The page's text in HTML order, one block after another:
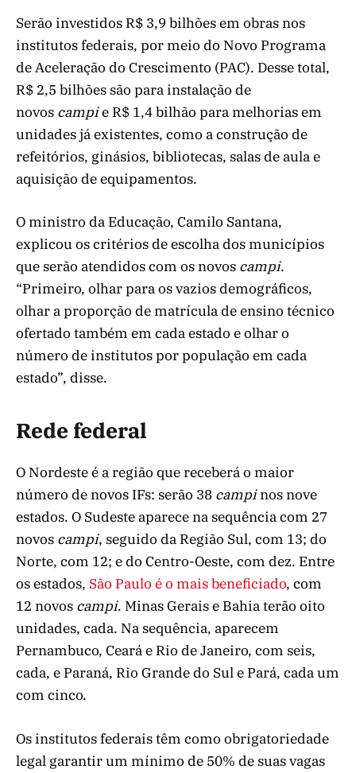
Serão investidos R$ 3,9 bilhões em obras nos
institutos federais, por meio do Novo Programa
de Aceleração do Crescimento (PAC). Desse total,
R$ 2,5 bilhões são para instalação de
novos campie R$ 1,4 bilhão para melhorias em
unidades já existentes, como a construção de
refeitórios, ginásios, bibliotecas, salas de aula e
aquisição de equipamentos.
O ministro da Educação, Camilo Santana,
explicou os critérios de escolha dos municípios
que serão atendidos com os novos campi.
“Primeiro, olhar para os vazios demográficos,
olhar a proporção de matrícula de ensino técnico
ofertado também em cada estado e olhar o
número de institutos por população em cada
estado”, disse.
Rede federal
O Nordeste é a região que receberá o maior
número de novos IFs: serão 38 campinos nove
estados. O Sudeste aparece na sequência com 27
novos campi, seguido da Região Sul, com 13; do
Norte, com 12; e do Centro-Oeste, com dez. Entre
os estados, São Paulo é o mais beneficiado, com
12 novos campi. Minas Gerais e Bahia terão oito
unidades, cada. Na sequência, aparecem
Pernambuco, Ceará e Rio de Janeiro, com seis,
cada, e Paraná, Rio Grande do Sul e Pará, cada um
com cinco.
Os institutos federais têm como obrigatoriedade
legal garantir um mínimo de 50% de suas vagas